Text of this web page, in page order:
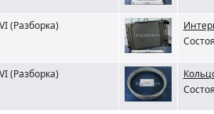
(Разборка)
(Разборка)